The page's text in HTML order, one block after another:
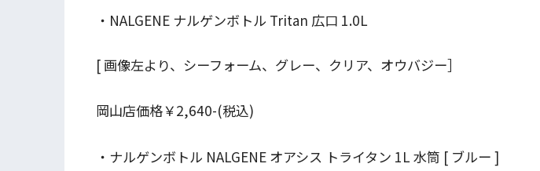
・NALGENE ナルゲンボトル Tritan 広口 1.0L
[ 画像左より、シーフォーム、グレー、クリア、オウバジー］
岡山店価格￥2,640-(税込)
・ナルゲンボトル NALGENE オアシス トライタン 1L 水筒 [ ブルー ]